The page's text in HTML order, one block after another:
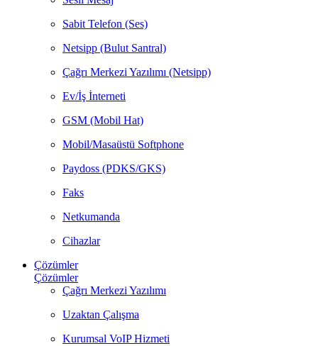
Sabit Telefon (Ses)
Netsipp (Bulut Santral)
Çağrı Merkezi Yazılımı (Netsipp)
Ev/İş İnterneti
GSM (Mobil Hat)
Mobil/Masaüstü Softphone
Paydoss (PDKS/GKS)
Faks
Netkumanda
Cihazlar
Çözümler
Çözümler
Çağrı Merkezi Yazılımı
Uzaktan Çalışma
Kurumsal VoIP Hizmeti